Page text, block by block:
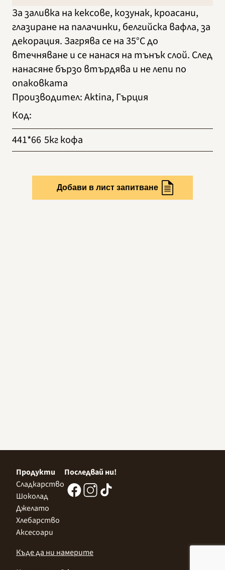
За заливка на кексове, козунак, кроасани,
глазиране на палачинки, белгийска вафла, за
декорация. Загрява се на 35°C до
втечняване и се нанася на тънък слой. След
нанасяне бързо втърдява и не лепи по
опаковката
Производител:Aktina, Гърция
Код:
441*66 5кг кофа
Добави в лист запитване
Продукти
Сладкарство
Шоколад
Джелато
Хлебарство
Аксесоари
Последвай ни!
Къде да ни намерите